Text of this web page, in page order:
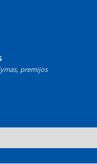
premijos